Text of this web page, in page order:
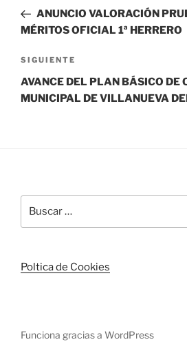
entradas
anterior:
ANUNCIO VALORACIÓN
MÉRITOS OFICIAL 1ª HERRERO
Siguiente
entrada
SIGUIENTE
AVANCE DEL PLAN BÁSICO DE
MUNICIPAL DE VILLANUEVA
por:
Poltica de Cookies
Funciona gracias a WordPress